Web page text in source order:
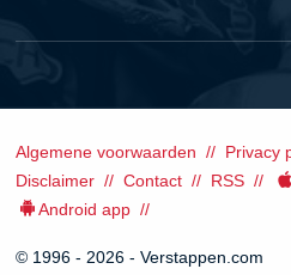
Algemene voorwaarden Privacy
Disclaimer
Contact RSS
Android app
© 1996 - 2026 - Verstappen.com